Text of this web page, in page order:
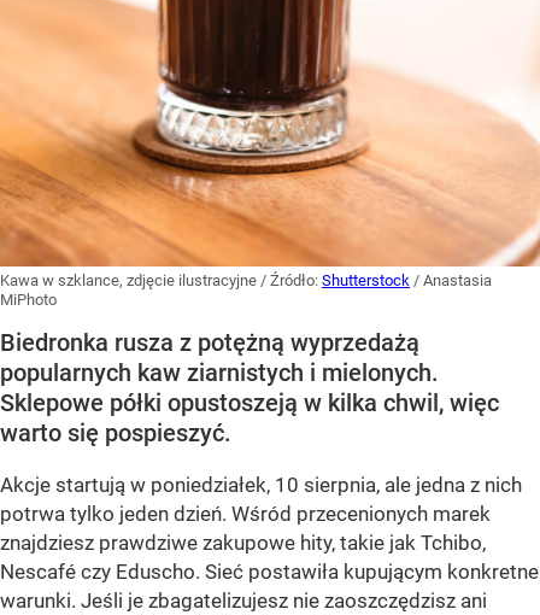
Kawa w szklance, zdjęcie ilustracyjne / Źródło: Shutterstock / Anastasia
MiPhoto
Biedronka rusza z potężną wyprzedażą
popularnych kaw ziarnistych i mielonych.
Sklepowe półki opustoszeją w kilka chwil, więc
warto się pospieszyć.
Akcje startują w poniedziałek, 10 sierpnia, ale jedna z nich
potrwa tylko jeden dzień. Wśród przecenionych marek
znajdziesz prawdziwe zakupowe hity, takie jak Tchibo,
Nescafé czy Eduscho. Sieć postawiła kupującym konkretne
warunki. Jeśli je zbagatelizujesz nie zaoszczędzisz ani